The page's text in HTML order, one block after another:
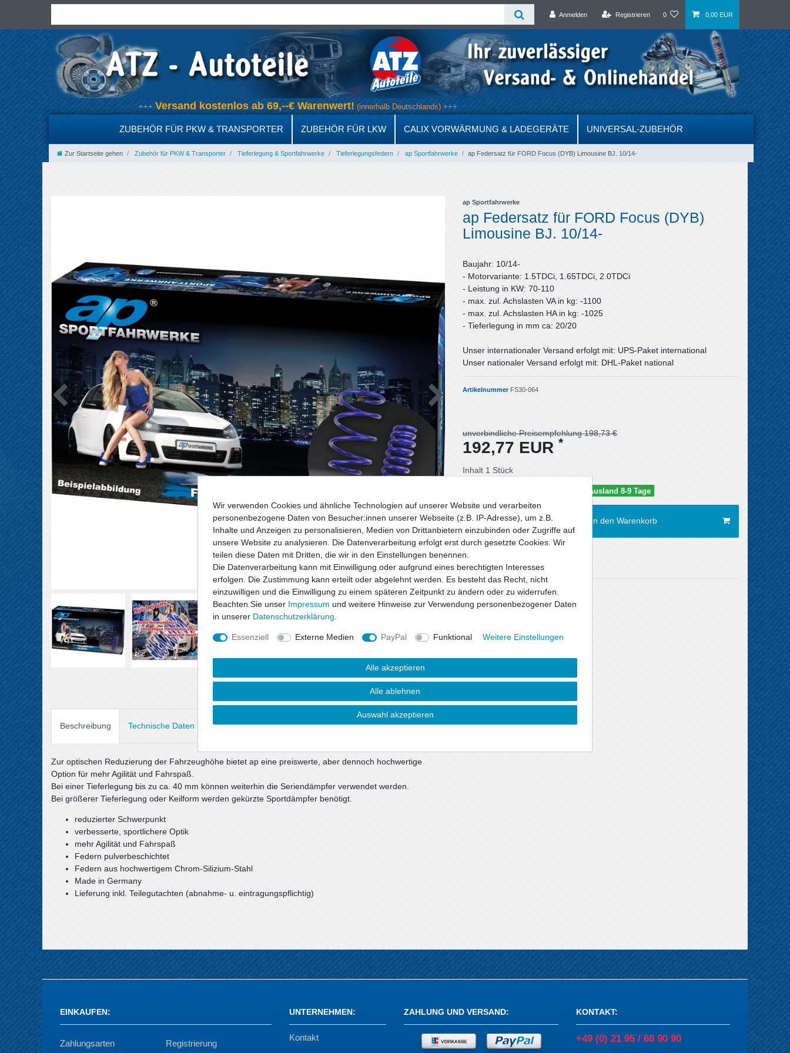
Anmelden Registrieren 0 0,00 EUR
+++Versand kostenlos ab 69,--€ Warenwert!(innerhalb Deutschlands) +++
ZUBEHÖR FÜR PKW & TRANSPORTER ZUBEHÖR FÜR LKW CALIX VORWÄRMUNG & LADEGERÄTE UNIVERSAL-ZUBEHÖR
Zur Startseite gehen Zubehör für PKW & Transporter Tieferlegung & Sportfahrwerke Tieferlegungsfedern ap Sportfahrwerke ap Federsatz für FORD Focus (DYB) Limousine BJ. 10/14-
ap Sportfahrwerke
ap Federsatz für FORD Focus (DYB)
Limousine BJ. 10/14-
Baujahr: 10/14-
- Motorvariante: 1.5TDCi, 1.65TDCi, 2.0TDCi
- Leistung in KW: 70-110
- max. zul. Achslasten VA in kg: -1100
- max. zul. Achslasten HA in kg: -1025
- Tieferlegung in mm ca: 20/20
Unser internationaler Versand erfolgt mit: UPS-Paket international
Unser nationaler Versand erfolgt mit: DHL-Paket national
Artikelnummer FS30-064
unverbindliche Preisempfehlung 198,73 €
192,77 EUR *
Inhalt 1 Stück
Lieferzeit: Deutschland 5-6 Tage / Ausland 8-9 Tage
In den Warenkorb
Wunschliste
* inkl. ges. MwSt. zzgl.Versandkosten
Beschreibung Technische Daten Angaben Produktsicherheit
Zur optischen Reduzierung der Fahrzeughöhe bietet ap eine preiswerte, aber dennoch hochwertige
Option für mehr Agilität und Fahrspaß.
Bei einer Tieferlegung bis zu ca. 40 mm können weiterhin die Seriendämpfer verwendet werden.
Bei größerer Tieferlegung oder Keilform werden gekürzte Sportdämpfer benötigt.
reduzierter Schwerpunkt
verbesserte, sportlichere Optik
mehr Agilität und Fahrspaß
Federn pulverbeschichtet
Federn aus hochwertigem Chrom-Silizium-Stahl
Made in Germany
Lieferung inkl. Teilegutachten (abnahme- u. eintragungspflichtig)
EINKAUFEN:
Zahlungsarten Registrierung
UNTERNEHMEN:
Kontakt
ZAHLUNG UND VERSAND: KONTAKT:
+49 (0) 21 95 / 68 90 90
Wir verwenden Cookies und ähnliche Technologien auf unserer Website und verarbeiten
personenbezogene Daten von Besucher:innen unserer Webseite (z.B. IP-Adresse), um z.B.
Inhalte und Anzeigen zu personalisieren, Medien von Drittanbietern einzubinden oder Zugriffe auf
unsere Website zu analysieren. Die Datenverarbeitung erfolgt erst durch gesetzte Cookies. Wir
teilen diese Daten mit Dritten, die wir in den Einstellungen benennen.
Die Datenverarbeitung kann mit Einwilligung oder aufgrund eines berechtigten Interesses
erfolgen. Die Zustimmung kann erteilt oder abgelehnt werden. Es besteht das Recht, nicht
einzuwilligen und die Einwilligung zu einem späteren Zeitpunkt zu ändern oder zu widerrufen.
Beachten Sie unser Impressum und weitere Hinweise zur Verwendung personenbezogener Daten
in unserer Daten­schutz­erklärung
Essenziell Externe Medien PayPal Funktional Weitere Einstellungen
Alle akzeptieren
Alle ablehnen
Auswahl akzeptieren